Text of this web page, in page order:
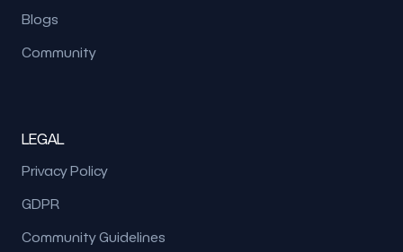
Blogs
Community
LEGAL
Privacy Policy
GDPR
Community Guidelines